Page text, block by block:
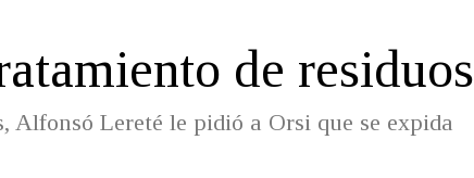
de residuos
Alfonsó Lereté le pidió a Orsi que se expida